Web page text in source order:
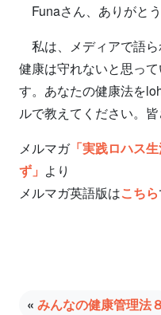
Funaさん、ありがと
私は、メディアで語
健康は守れないと思っ
す。あなたの健康法を
ルで教えてください。
メルマガ「実践ロハス
ず」 より
メルマガ英語版はこちら
« みんなの健康管理法８